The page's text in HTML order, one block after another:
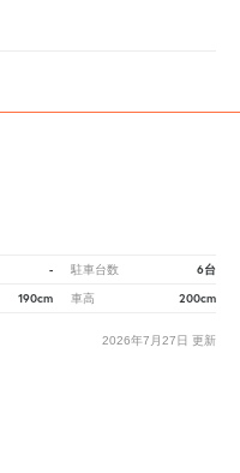
- 駐車台数 6台
190cm 車高 200cm
2026年7月27日 更新